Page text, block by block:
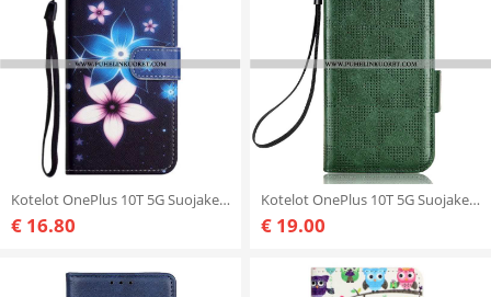
Kotelot OnePlus 10T 5G Suojaketju Kuori Kuun Hihnan Kukat
€ 16.80
Kotelot OnePlus 10T 5G Suojaketju Kuori Strappy-tyyli
€ 19.00